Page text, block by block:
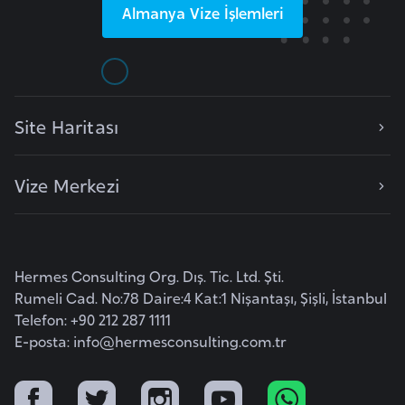
Almanya Vize İşlemleri
Site Haritası
Vize Merkezi
Hermes Consulting Org. Dış. Tic. Ltd. Şti.
Rumeli Cad. No:78 Daire:4 Kat:1 Nişantaşı, Şişli, İstanbul
Telefon: +90 212 287 1111
E-posta: info@hermesconsulting.com.tr
i
C
y
i
r
C